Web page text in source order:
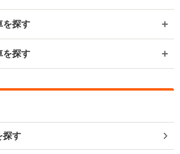
を探す
を探す
探す